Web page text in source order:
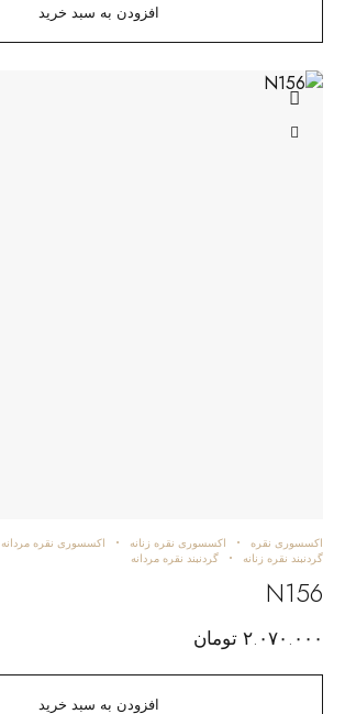
افزودن به سبد خرید
افزودن به سبد خرید
اکسسوری نقره اکسسوری نقره زنانه اکسسوری نقره مردانه
گردنبند نقره زنانه
گردنبند نقره مردانه
N156
۲.۰۷۰.۰۰۰ تومان